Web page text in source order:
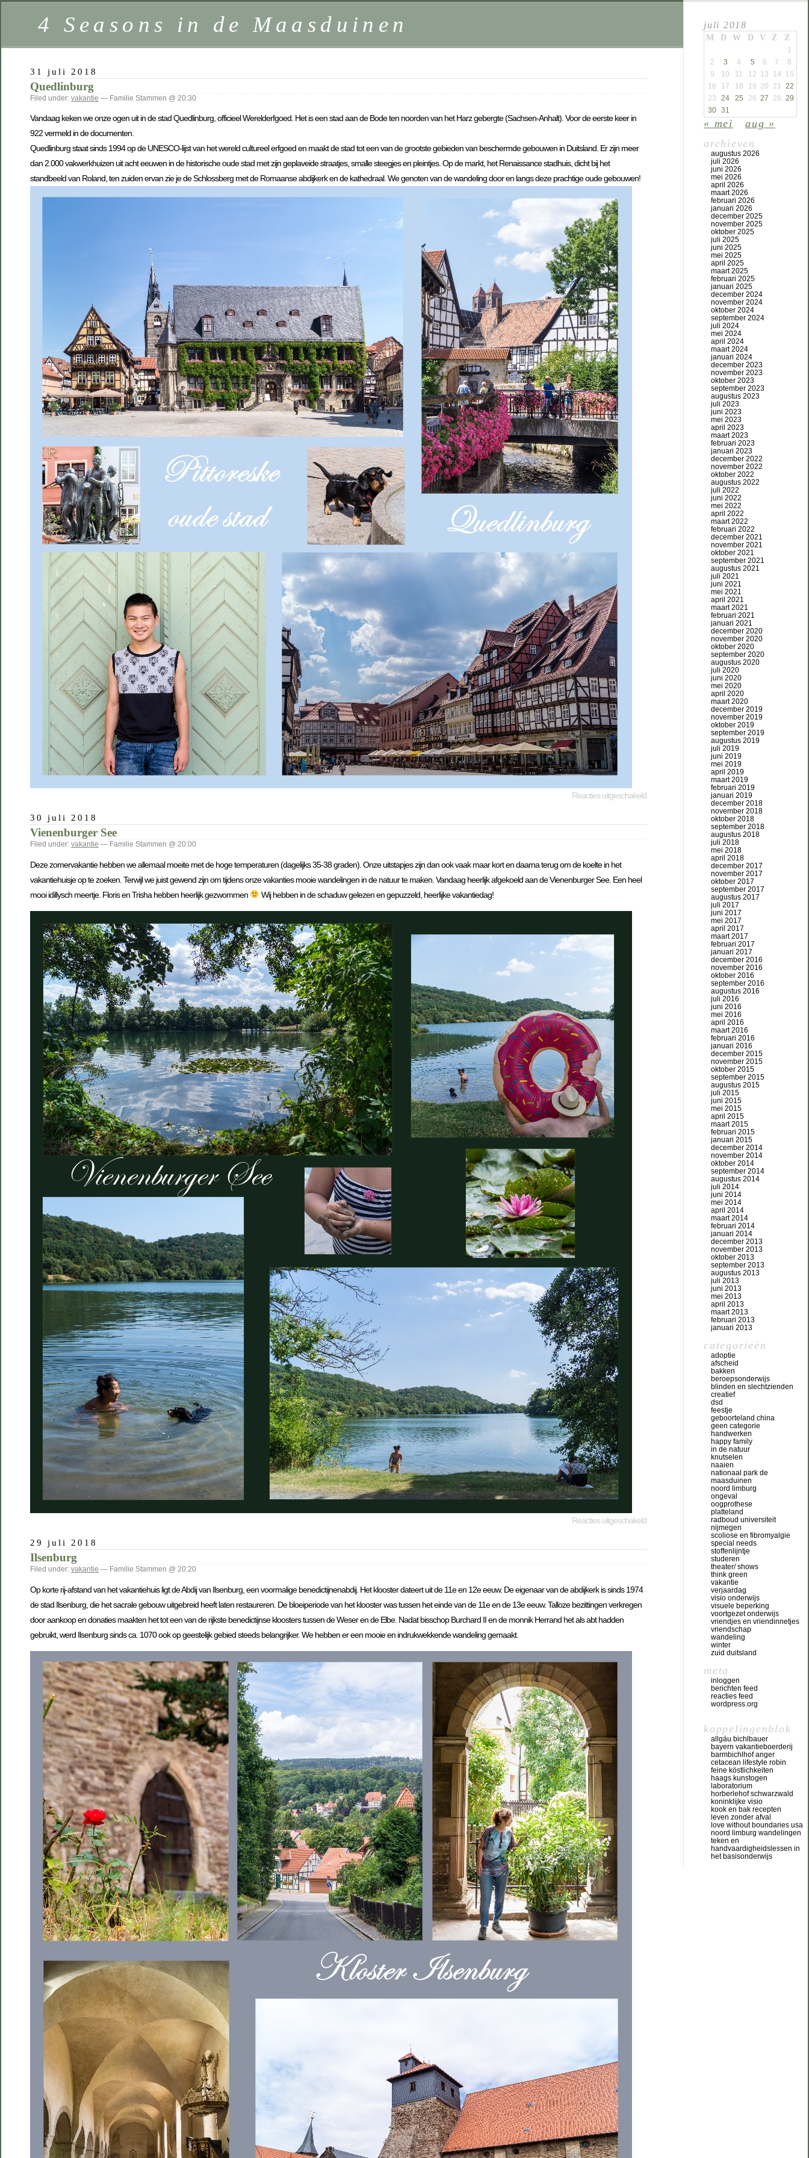
4 Seasons in de Maasduinen
31 juli 2018
Quedlinburg
Filed under: vakantie — Familie Stammen @ 20:30
Vandaag keken we onze ogen uit in de stad Quedlinburg, officieel Werelderfgoed. Het is een stad aan de Bode ten noorden van het Harz gebergte (Sachsen-Anhalt). Voor de eerste keer in
922 vermeld in de documenten.
Quedlinburg staat sinds 1994 op de UNESCO-lijst van het wereld cultureel erfgoed en maakt de stad tot een van de grootste gebieden van beschermde gebouwen in Duitsland. Er zijn meer
dan 2.000 vakwerkhuizen uit acht eeuwen in de historische oude stad met zijn geplaveide straatjes, smalle steegjes en pleintjes. Op de markt, het Renaissance stadhuis, dicht bij het
standbeeld van Roland, ten zuiden ervan zie je de Schlossberg met de Romaanse abdijkerk en de kathedraal. We genoten van de wandeling door en langs deze prachtige oude gebouwen!
Reacties uitgeschakeld
30 juli 2018
Vienenburger See
Filed under: vakantie — Familie Stammen @ 20:00
Deze zomervakantie hebben we allemaal moeite met de hoge temperaturen (dagelijks 35-38 graden). Onze uitstapjes zijn dan ook vaak maar kort en daarna terug om de koelte in het
vakantiehuisje op te zoeken. Terwijl we juist gewend zijn om tijdens onze vakanties mooie wandelingen in de natuur te maken. Vandaag heerlijk afgekoeld aan de Vienenburger See. Een heel
mooi idillysch meertje. Floris en Trisha hebben heerlijk gezwommen
Wij hebben in de schaduw gelezen en gepuzzeld, heerlijke vakantiedag!
Reacties uitgeschakeld
29 juli 2018
Ilsenburg
Filed under: vakantie — Familie Stammen @ 20:20
Op korte rij-afstand van het vakantiehuis ligt de Abdij van Ilsenburg, een voormalige benedictijnenabdij. Het klooster dateert uit de 11e en 12e eeuw. De eigenaar van de abdijkerk is sinds 1974
de stad Ilsenburg, die het sacrale gebouw uitgebreid heeft laten restaureren. De bloeiperiode van het klooster was tussen het einde van de 11e en de 13e eeuw. Talloze bezittingen verkregen
door aankoop en donaties maakten het tot een van de rijkste benedictijnse kloosters tussen de Weser en de Elbe. Nadat bisschop Burchard II en de monnik Herrand het als abt hadden
gebruikt, werd Ilsenburg sinds ca. 1070 ook op geestelijk gebied steeds belangrijker. We hebben er een mooie en indrukwekkende wandeling gemaakt.
juli 2018
M D W D V Z Z
1
2
3 4 5 6 7
8
9
10 11 12 13 14
15
16
17 18 19 20 21 22
23
24 25 26 27 28 29
30 31
« mei
aug »
archieven
augustus 2026
juli 2026
juni 2026
mei 2026
april 2026
maart 2026
februari 2026
januari 2026
december 2025
november 2025
oktober 2025
juli 2025
juni 2025
mei 2025
april 2025
maart 2025
februari 2025
januari 2025
december 2024
november 2024
oktober 2024
september 2024
juli 2024
mei 2024
april 2024
maart 2024
januari 2024
december 2023
november 2023
oktober 2023
september 2023
augustus 2023
juli 2023
juni 2023
mei 2023
april 2023
maart 2023
februari 2023
januari 2023
december 2022
november 2022
oktober 2022
augustus 2022
juli 2022
juni 2022
mei 2022
april 2022
maart 2022
februari 2022
december 2021
november 2021
oktober 2021
september 2021
augustus 2021
juli 2021
juni 2021
mei 2021
april 2021
maart 2021
februari 2021
januari 2021
december 2020
november 2020
oktober 2020
september 2020
augustus 2020
juli 2020
juni 2020
mei 2020
april 2020
maart 2020
december 2019
november 2019
oktober 2019
september 2019
augustus 2019
juli 2019
juni 2019
mei 2019
april 2019
maart 2019
februari 2019
januari 2019
december 2018
november 2018
oktober 2018
september 2018
augustus 2018
juli 2018
mei 2018
april 2018
december 2017
november 2017
oktober 2017
september 2017
augustus 2017
juli 2017
juni 2017
mei 2017
april 2017
maart 2017
februari 2017
januari 2017
december 2016
november 2016
oktober 2016
september 2016
augustus 2016
juli 2016
juni 2016
mei 2016
april 2016
maart 2016
februari 2016
januari 2016
december 2015
november 2015
oktober 2015
september 2015
augustus 2015
juli 2015
juni 2015
mei 2015
april 2015
maart 2015
februari 2015
januari 2015
december 2014
november 2014
oktober 2014
september 2014
augustus 2014
juli 2014
juni 2014
mei 2014
april 2014
maart 2014
februari 2014
januari 2014
december 2013
november 2013
oktober 2013
september 2013
augustus 2013
juli 2013
juni 2013
mei 2013
april 2013
maart 2013
februari 2013
januari 2013
categorieën
adoptie
afscheid
bakken
beroepsonderwijs
blinden en slechtzienden
creatief
dsd
feestje
geboorteland china
geen categorie
handwerken
happy family
in de natuur
knutselen
naaien
nationaal park de
maasduinen
noord limburg
ongeval
oogprothese
platteland
radboud universiteit
nijmegen
scoliose en fibromyalgie
special needs
stoffenlijntje
studeren
theater/ shows
think green
vakantie
verjaardag
visio onderwijs
visuele beperking
voortgezet onderwijs
vriendjes en vriendinnetjes
vriendschap
wandeling
winter
zuid duitsland
meta
inloggen
berichten feed
reacties feed
wordpress.org
koppelingenblok
allgäu bichlbauer
bayern vakantieboerderij
barmbichlhof anger
cetacean lifestyle robin
feine köstlichkeiten
haags kunstogen
laboratorium
horberlehof schwarzwald
koninklijke visio
kook en bak recepten
leven zonder afval
love without boundaries usa
noord limburg wandelingen
teken en
handvaardigheidslessen in
het basisonderwijs